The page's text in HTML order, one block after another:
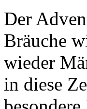
Der
Bräuche
wieder
in diese